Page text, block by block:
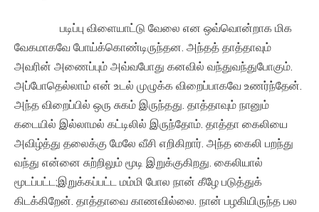
படிப்பு விளையாட்டு வேலை என ஒவ்வொன்றாக மிக
வேகமாகவே போய்க்கொண்டிருந்தன. அந்தத் தாத்தாவும்
அவரின் அணைப்பும் அவ்வபோது கனவில் வந்துவந்துபோகும்.
அப்போதெல்லாம் என் உடல் முழுக்க விறைப்பாகவே உணர்ந்தேன்.
அந்த விறைப்பில் ஒரு சுகம் இருந்தது. தாத்தாவும் நானும்
கடையில் இல்லாமல் கட்டிலில் இருந்தோம். தாத்தா கைலியை
அவிழ்த்து தலைக்கு மேலே வீசி எறிகிறார். அந்த கைலி பறந்து
வந்து என்னை சுற்றிலும் மூடி இறுக்குகிறது. கைலியால்
மூடப்பட்ட;இறுக்கப்பட்ட மம்மி போல நான் கீழே படுத்துக்
கிடக்கிறேன். தாத்தாவை காணவில்லை. நான் பழகியிருந்த பல